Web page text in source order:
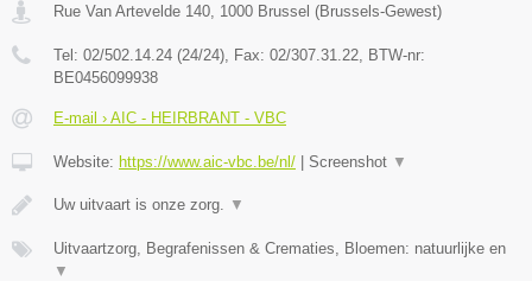
Rue Van Artevelde 140 1000 Brussel (Brussels-Gewest)
Tel: 02/502.14.24 (24/24) , Fax: 02/307.31.22 , BTW-nr:
BE0456099938
E-mail › AIC - HEIRBRANT - VBC
Website: https://www.aic-vbc.be/nl/ | Screenshot ▼
Uw uitvaart is onze zorg. ▼
Uitvaartzorg, Begrafenissen & Crematies, Bloemen: natuurlijke en
▼